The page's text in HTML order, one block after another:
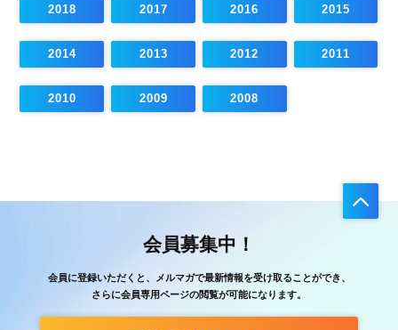
2018 2017 2016 2015
2014 2013 2012 2011
2010 2009 2008
会員募集中！
会員に登録いただくと、メルマガで最新情報を受け取ることができ、
さらに会員専用ページの閲覧が可能になります。